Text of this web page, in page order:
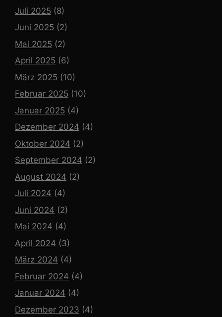
Juli 2025 (8)
Juni 2025 (2)
Mai 2025 (2)
April 2025 (6)
März 2025 (10)
Februar 2025 (10)
Januar 2025 (4)
Dezember 2024 (4)
Oktober 2024 (2)
September 2024 (2)
August 2024 (2)
Juli 2024 (4)
Juni 2024 (2)
Mai 2024 (4)
April 2024 (3)
März 2024 (4)
Februar 2024 (4)
Januar 2024 (4)
Dezember 2023 (4)